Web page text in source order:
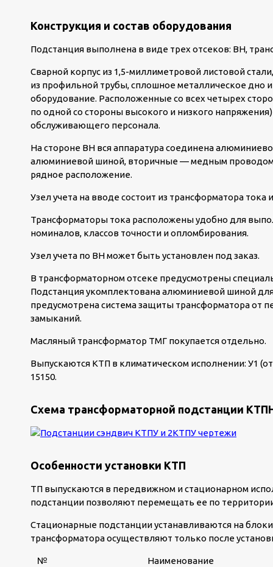
Конструкция и состав оборудования
Подстанция выполнена в виде трех отсеков: ВН,
Сварной корпус из 1,5-миллиметровой листовой
из профильной трубы, сплошное металлическое
оборудование. Расположенные со всех четырех
по одной со стороны высокого и низкого
обслуживающего персонала.
На стороне ВН вся аппаратура соединена
алюминиевой шиной, вторичные — медным
рядное расположение.
Узел учета на вводе состоит из трансформатора тока
Трансформаторы тока расположены удобно для
номиналов, классов точности и опломбирования.
Узел учета по ВН может быть установлен под заказ.
В трансформаторном отсеке предусмотрены
Подстанция укомплектована алюминиевой шиной
предусмотрена система защиты трансформатора от
замыканий.
Масляный трансформатор ТМГ покупается отдельно.
Выпускаются КТП в климатическом исполнении: У1 (от
15150.
Схема трансформаторной подстанции
Особенности установки КТП
ТП выпускаются в передвижном и стационарном
подстанции позволяют перемещать ее по
Стационарные подстанции устанавливаются на
трансформатора осуществляют только после
№ Наименование